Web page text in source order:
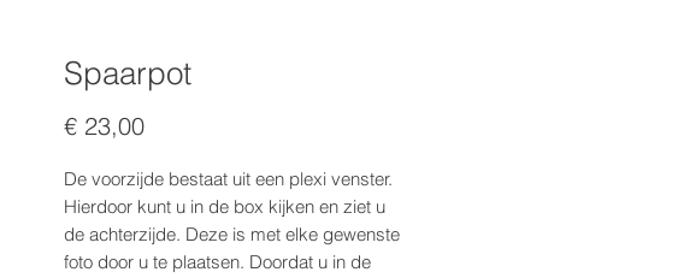
Spaarpot
€ 23,00Prijs
De voorzijde bestaat uit een plexi venster.
Hierdoor kunt u in de box kijken en ziet u
de achterzijde. Deze is met elke gewenste
foto door u te plaatsen. Doordat u in de